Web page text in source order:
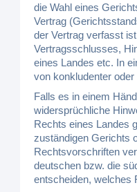
die Wahl eines
Vertrag
der Vertrag verfasst
Vertragsschlusses,
eines Landes etc. In
von konkludenter
Falls es in einem
widersprüchliche
Rechts eines Landes
zuständigen Gerichts
Rechtsvorschriften
deutschen bzw. die
entscheiden, welches